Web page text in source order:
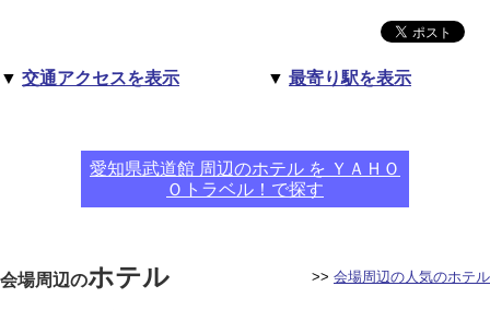
▼ 交通アクセスを表示 ▼ 最寄り駅を表示
愛知県武道館 周辺のホテル を ＹＡＨＯ
Ｏトラベル！で探す
会場周辺のホテル >> 会場周辺の人気のホテル